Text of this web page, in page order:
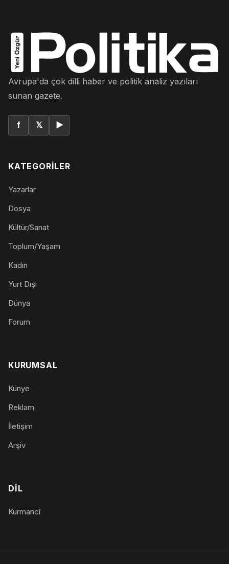
Avrupa'da çok dilli haber ve politik analiz yazıları
sunan gazete.
f 𝕏 ▶
KATEGORILER
Yazarlar
Dosya
Kültür/Sanat
Toplum/Yaşam
Kadın
Yurt Dışı
Dünya
Forum
KURUMSAL
Künye
Reklam
İletişim
Arşiv
DIL
Kurmancî